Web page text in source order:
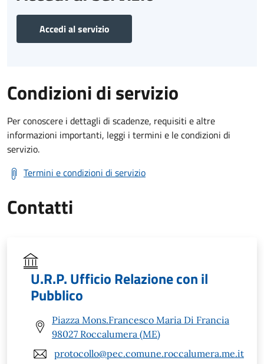
Accedi al servizio
Condizioni di servizio
Per conoscere i dettagli di scadenze, requisiti e altre
informazioni importanti, leggi i termini e le condizioni di
servizio.
Termini e condizioni di servizio
Contatti
U.R.P. Ufficio Relazione con il
Pubblico
Piazza Mons.Francesco Maria Di Francia
98027 Roccalumera (ME)
protocollo@pec.comune.roccalumera.me.it